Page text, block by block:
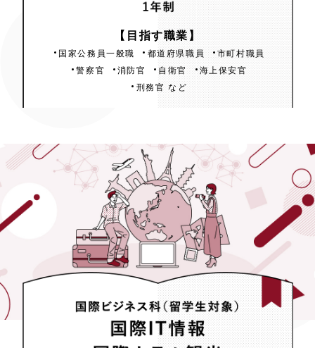
［ 1年制(男女) ］
【目指す職業】
国家公務員一般職 都道府県職員
市町村職員
警察官
消防官 自衛官
海上保安官
刑務官 など